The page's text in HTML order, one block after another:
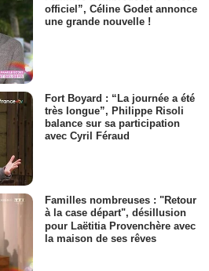
officiel”, Céline Godet annonce
une grande nouvelle !
Fort Boyard : “La journée a été
très longue”, Philippe Risoli
balance sur sa participation
avec Cyril Féraud
Familles nombreuses : "Retour
à la case départ", désillusion
pour Laëtitia Provenchère avec
la maison de ses rêves